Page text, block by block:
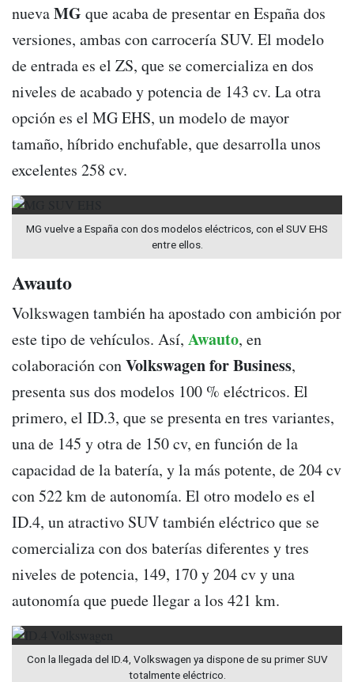
nuevaMG que acaba de presentar en España dos
versiones, ambas con carrocería SUV. El modelo
de entrada es el ZS, que se comercializa en dos
niveles de acabado y potencia de 143 cv. La otra
opción es el MG EHS, un modelo de mayor
tamaño, híbrido enchufable, que desarrolla unos
excelentes 258 cv.
MG vuelve a España con dos modelos eléctricos, con el SUV EHS
entre ellos.
Awauto
Volkswagen también ha apostado con ambición por
este tipo de vehículos. Así, Awauto, en
colaboración conVolkswagen for Business,
presenta sus dos modelos 100 % eléctricos. El
primero, el ID.3, que se presenta en tres variantes,
una de 145 y otra de 150 cv, en función de la
capacidad de la batería, y la más potente, de 204 cv
con 522 km de autonomía. El otro modelo es el
ID.4, un atractivo SUV también eléctrico que se
comercializa con dos baterías diferentes y tres
niveles de potencia, 149, 170 y 204 cv y una
autonomía que puede llegar a los 421 km.
Con la llegada del ID.4, Volkswagen ya dispone de su primer SUV
totalmente eléctrico.